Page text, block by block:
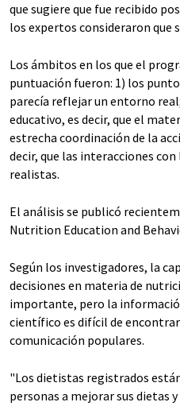
que sugiere que fue recibido
los expertos consideraron que
Los ámbitos en los que el
puntuación fueron: 1) los
parecía reflejar un entorno
educativo, es decir, que el
estrecha coordinación de la
decir, que las interacciones
realistas.
El análisis se publicó
Nutrition Education and
Según los investigadores, la
decisiones en materia de
importante, pero la
científico es difícil de
comunicación populares.
"Los dietistas registrados
personas a mejorar sus dietas